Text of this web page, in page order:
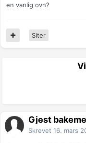
en vanlig ovn?
Siter
Gjest
Skrevet 16. mars